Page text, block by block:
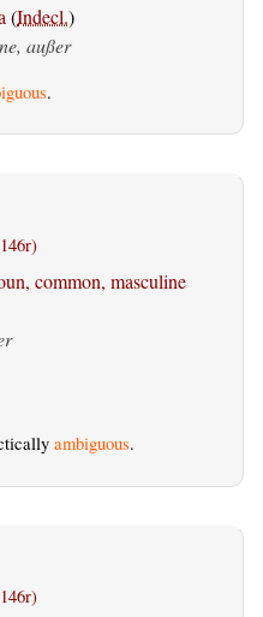
(Indecl.)
außer
.
common, masculine
ambiguous.